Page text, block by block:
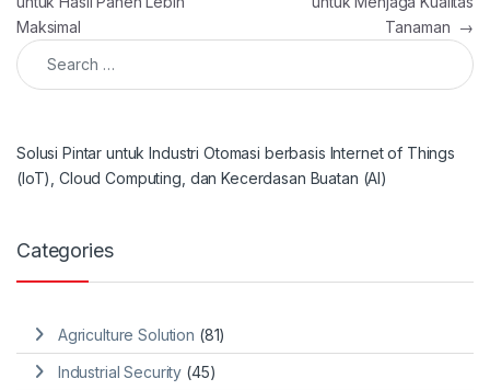
Maksimal
Tanaman →
Search for:
Solusi Pintar untuk Industri Otomasi berbasis Internet of Things
(IoT), Cloud Computing, dan Kecerdasan Buatan (AI)
Categories
Agriculture Solution (81)
Industrial Security (45)